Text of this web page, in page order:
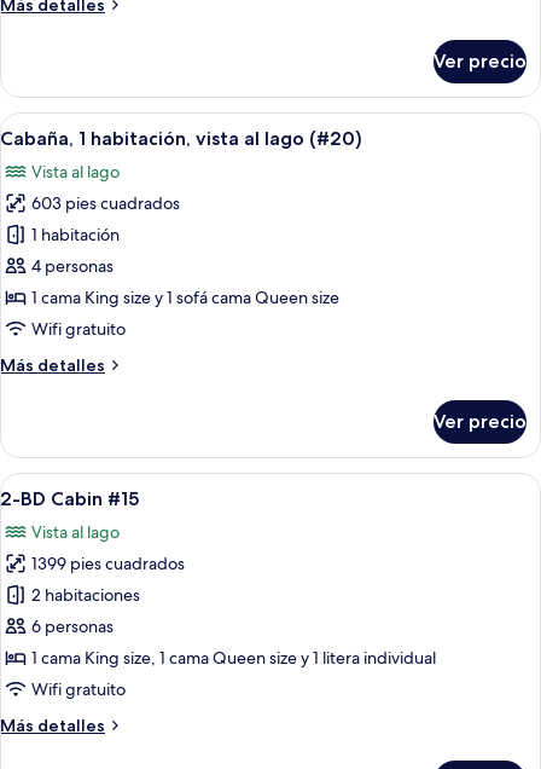
al
Más detalles
Deluxe,
habitaciones,
al
lago
Ver precio
Abrir
todas
las
fotos
de
Cabaña,
1
habitación,
al
Un dormitorio con paneles de
6
Cabaña, 1 habitación, vista al lago (#20)
Vista al lago
603 pies cuadrados
1 habitación
4 personas
1 cama King size y 1 sofá cama Queen size
Wifi gratuito
Más detalles
Más
1
habitación,
vista
lago
(#20)
Ver precio
Abrir
todas
las
fotos
de
2-
BD
Cabin
Un dormitorio con una cama de
7
2-BD Cabin #15
Vista al lago
1399 pies cuadrados
2 habitaciones
6 personas
1 cama King size, 1 cama Queen size y 1 litera individual
Wifi gratuito
Más detalles
Más